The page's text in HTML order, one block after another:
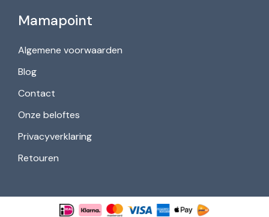
Mamapoint
Algemene voorwaarden
Blog
Contact
Onze beloftes
Privacyverklaring
Retouren